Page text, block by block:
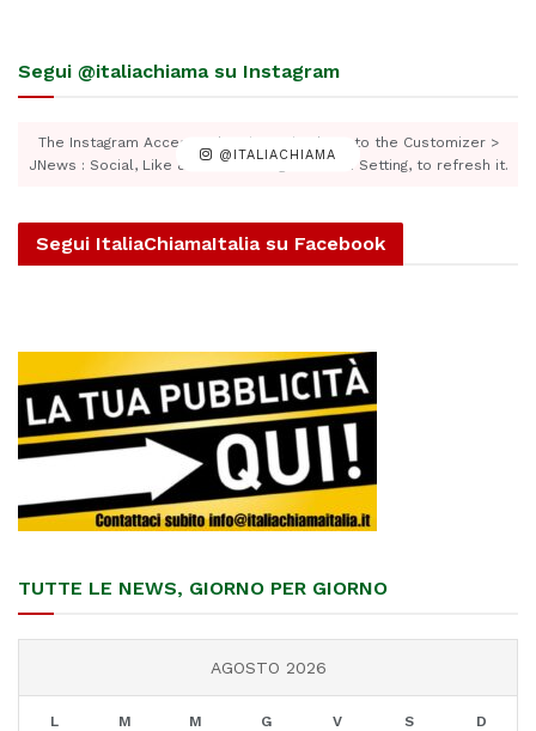
Segui @italiachiama su Instagram
@ITALIACHIAMA
The Instagram Access Token is expired, Go to the Customizer >
JNews : Social, Like & View > Instagram Feed Setting, to refresh it.
Segui ItaliaChiamaItalia su Facebook
TUTTE LE NEWS, GIORNO PER GIORNO
AGOSTO 2026
L M M G V S D